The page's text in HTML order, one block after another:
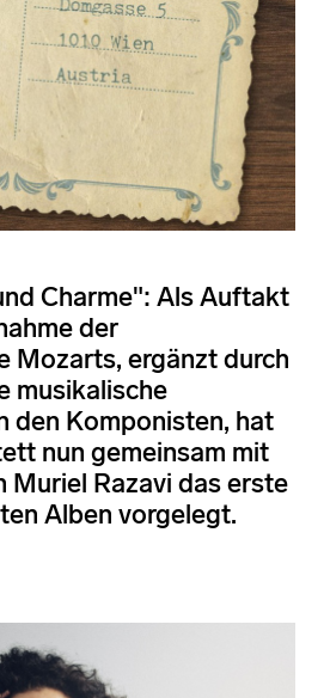
Charme": Als Auftakt
der
Mozarts, ergänzt durch
musikalische
den Komponisten, hat
nun gemeinsam mit
Muriel Razavi das erste
Alben vorgelegt.